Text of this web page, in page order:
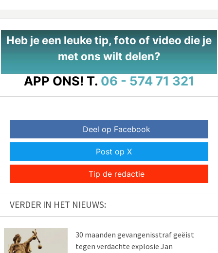
Heb je een leuke tip, foto of video die je
met ons wilt delen?
APP ONS! T. 06 - 574 71 321
Deel op Facebook
Post op X
Tip de redactie
VERDER IN HET NIEUWS:
30 maanden gevangenisstraf geëist
tegen verdachte explosie Jan